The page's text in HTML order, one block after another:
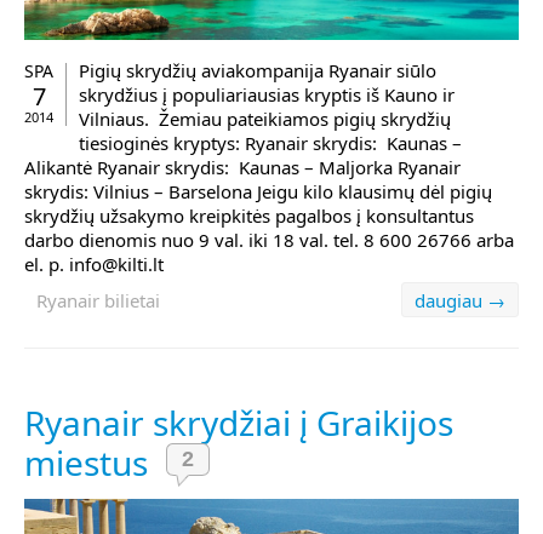
SPA
7
2014
Pigių skrydžių aviakompanija Ryanair siūlo
skrydžius į populiariausias kryptis iš Kauno ir
Vilniaus. Žemiau pateikiamos pigių skrydžių
tiesioginės kryptys: Ryanair skrydis: Kaunas –
Alikantė Ryanair skrydis: Kaunas – Maljorka Ryanair
skrydis: Vilnius – Barselona Jeigu kilo klausimų dėl pigių
skrydžių užsakymo kreipkitės pagalbos į konsultantus
darbo dienomis nuo 9 val. iki 18 val. tel. 8 600 26766 arba
el. p. info@kilti.lt
daugiau →
Ryanair bilietai
Ryanair skrydžiai į Graikijos
miestus
2